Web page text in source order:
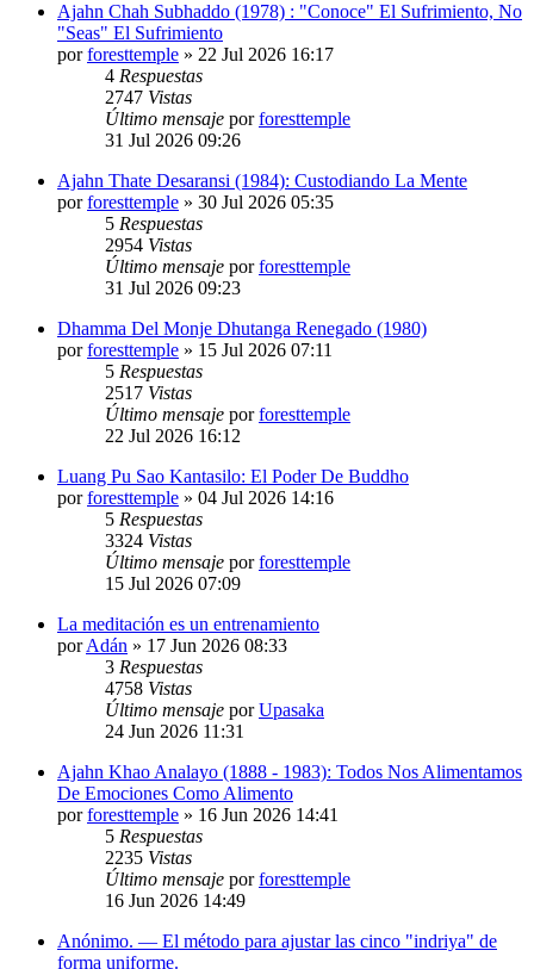
Ajahn Chah Subhaddo (1978) : "Conoce" El Sufrimiento, No
"Seas" El Sufrimiento
porforesttemple » 22 Jul 2026 16:17
4 Respuestas
2747 Vistas
Último mensaje porforesttemple
31 Jul 2026 09:26
Ajahn Thate Desaransi (1984): Custodiando La Mente
porforesttemple » 30 Jul 2026 05:35
5 Respuestas
2954 Vistas
Último mensaje porforesttemple
31 Jul 2026 09:23
Dhamma Del Monje Dhutanga Renegado (1980)
porforesttemple » 15 Jul 2026 07:11
5 Respuestas
2517 Vistas
Último mensaje porforesttemple
22 Jul 2026 16:12
Luang Pu Sao Kantasilo: El Poder De Buddho
porforesttemple » 04 Jul 2026 14:16
5 Respuestas
3324 Vistas
Último mensaje porforesttemple
15 Jul 2026 07:09
La meditación es un entrenamiento
porAdán » 17 Jun 2026 08:33
3 Respuestas
4758 Vistas
Último mensaje porUpasaka
24 Jun 2026 11:31
Ajahn Khao Analayo (1888 - 1983): Todos Nos Alimentamos
De Emociones Como Alimento
porforesttemple » 16 Jun 2026 14:41
5 Respuestas
2235 Vistas
Último mensaje porforesttemple
16 Jun 2026 14:49
Anónimo. — El método para ajustar las cinco "indriya" de
forma uniforme.